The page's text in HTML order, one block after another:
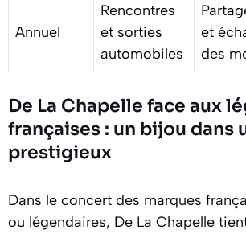
Annuel
Rencontres
et sorties
automobiles
et
des
De La Chapelle face aux
françaises : un bijou dans
prestigieux
Dans le concert des marques
ou légendaires, De La Chapelle